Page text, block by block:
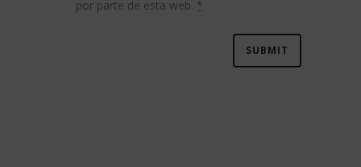
por parte de esta web. *